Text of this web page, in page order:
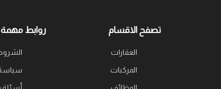
تصفح الاقسام
العقارات
المركبات
روابط مهمة